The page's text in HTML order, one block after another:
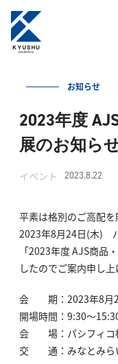
お知らせ
2023年度
展のお知ら
イベント 2023.8.22
平素は格別のご高配を
2023年8月24日(木)
「2023年度 AJS商品
したのでご案内申し上
会 期：2023年8月
開場時間：9:30～
会 場：パシフィコ
交 通：みなとみら